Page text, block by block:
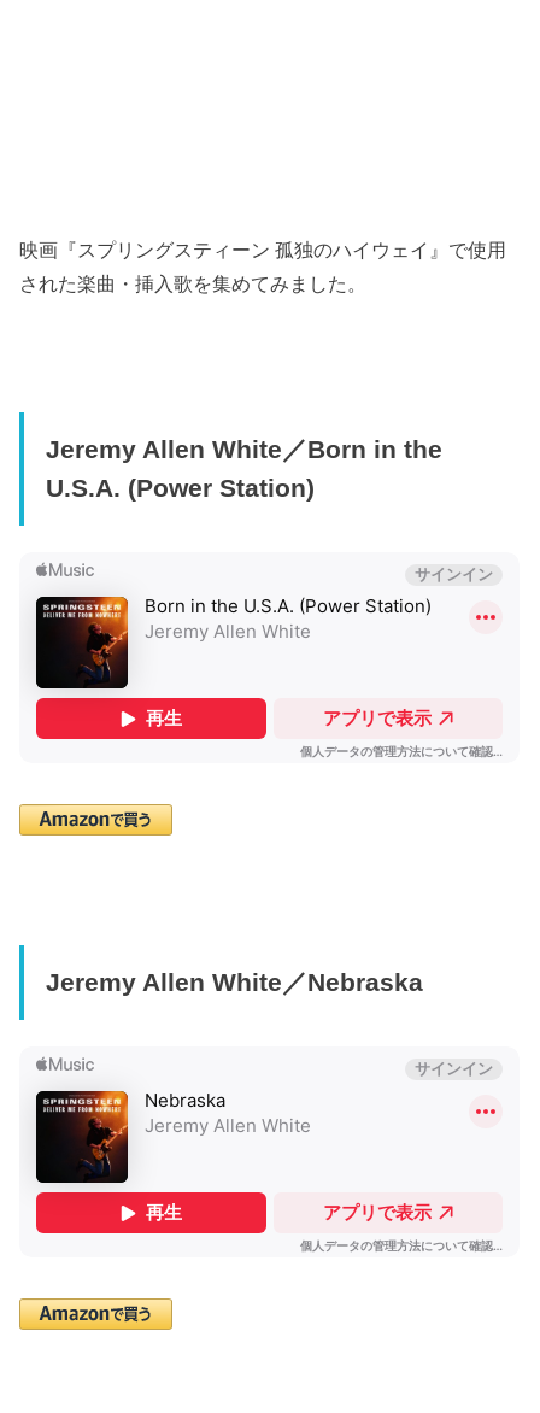
映画『スプリングスティーン 孤独のハイウェイ』で使用
された楽曲・挿入歌を集めてみました。
Jeremy Allen White／Born in the
U.S.A. (Power Station)
Jeremy Allen White／Nebraska